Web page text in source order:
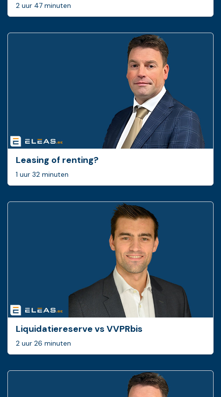
2 uur 47 minuten
Leasing of renting?
1 uur 32 minuten
Liquidatiereserve vs VVPRbis
2 uur 26 minuten